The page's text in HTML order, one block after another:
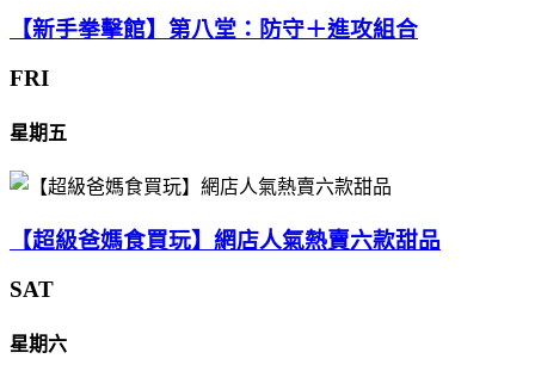
【新手拳擊館】第八堂：防守＋進攻組合
FRI
星期五
【超級爸媽食買玩】網店人氣熱賣六款甜品
SAT
星期六